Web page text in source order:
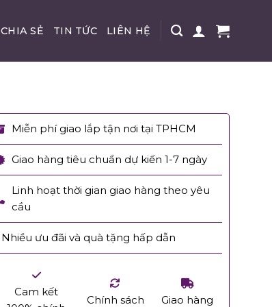
CHIA SẺ TIN TỨC LIÊN HỆ
Miễn phí giao lắp tận nơi tại TPHCM
Giao hàng tiêu chuẩn dự kiến 1-7 ngày
Linh hoạt thời gian giao hàng theo yêu
cầu
Nhiều ưu đãi và quà tặng hấp dẫn
Cam kết
Chính sách
Giao hàng